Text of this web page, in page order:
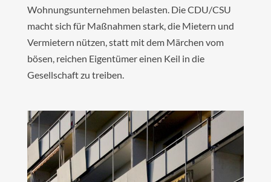
Wohnungsunternehmen belasten. Die CDU/CSU
macht sich für Maßnahmen stark, die Mietern und
Vermietern nützen, statt mit dem Märchen vom
bösen, reichen Eigentümer einen Keil in die
Gesellschaft zu treiben.